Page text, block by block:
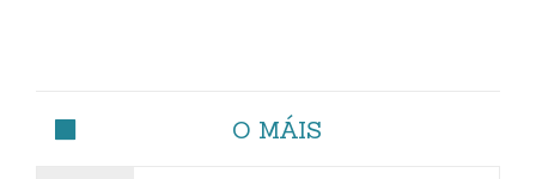
O MÁIS